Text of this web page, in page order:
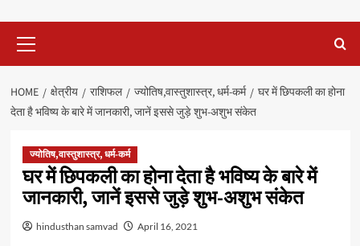
Menu
HOME क्षेत्रीय राशिफल ज्योतिष,वास्तुशास्त्र, धर्म-कर्म
घर में छिपकली का होना
देता है भविष्य के बारे में जानकारी, जानें इससे जुड़े शुभ-अशुभ संकेत
ज्योतिष,वास्तुशास्त्र, धर्म-कर्म
घर में छिपकली का होना देता है भविष्य के बारे में
जानकारी, जानें इससे जुड़े शुभ-अशुभ संकेत
hindusthan samvad April 16, 2021